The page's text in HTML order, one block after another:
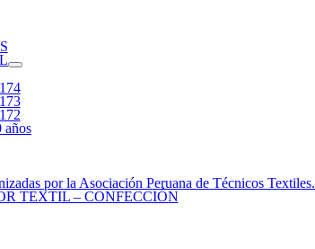
años
por la Asociación Peruana de Técnicos Textiles.
TEXTIL – CONFECCIÓN